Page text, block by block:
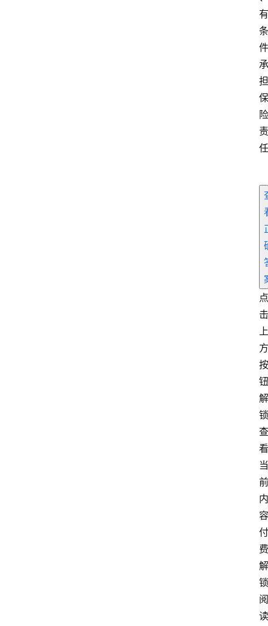
有
条
件
承
担
保
险
责
任
点
击
上
方
按
钮
解
锁
查
看
当
前
内
容
付
费
解
锁
阅
读